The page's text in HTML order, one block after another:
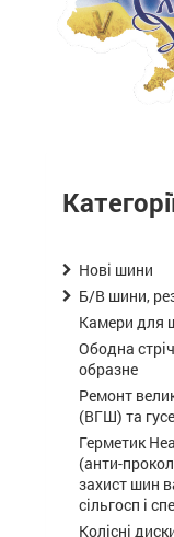
Нові шини
Б/В шини,
Камери для
Ободна
образне
Ремонт
(ВГШ) та
Герметик
(анти-
захист шин
сільгосп і
Колісні